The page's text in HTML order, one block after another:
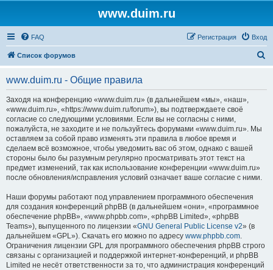
www.duim.ru
FAQ Вход
Регистрация
Список форумов
www.duim.ru - Общие правила
Заходя на конференцию «www.duim.ru» (в дальнейшем «мы», «наш»,
«www.duim.ru», «https://www.duim.ru/forum»), вы подтверждаете своё
согласие со следующими условиями. Если вы не согласны с ними,
пожалуйста, не заходите и не пользуйтесь форумами «www.duim.ru». Мы
оставляем за собой право изменять эти правила в любое время и
сделаем всё возможное, чтобы уведомить вас об этом, однако с вашей
стороны было бы разумным регулярно просматривать этот текст на
предмет изменений, так как использование конференции «www.duim.ru»
после обновления/исправления условий означает ваше согласие с ними.
Наши форумы работают под управлением программного обеспечения
для создания конференций phpBB (в дальнейшем «они», «программное
обеспечение phpBB», «www.phpbb.com», «phpBB Limited», «phpBB
Teams»), выпущенного по лицензии «GNU General Public License v2» (в
дальнейшем «GPL»). Скачать его можно по адресу www.phpbb.com.
Ограничения лицензии GPL для программного обеспечения phpBB строго
связаны с организацией и поддержкой интернет-конференций, и phpBB
Limited не несёт ответственности за то, что администрация конференций